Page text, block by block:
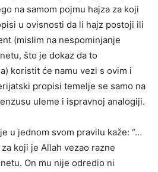
na samom pojmu hajza za koji
u ovisnosti da li hajz postoji ili
(mislim na nespominjanje
što je dokaz da to
koristit će namu vezi s ovim i
propisi temelje se samo na
uleme i ispravnoj analogiji.
u jednom svom pravilu kaže: “…
koji je Allah vezao razne
On mu nije odredio ni